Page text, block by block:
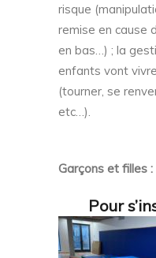
risque
remise en cause
en bas…) ; la
enfants vont
(tourner, se
etc…).
Garçons et filles
Pour